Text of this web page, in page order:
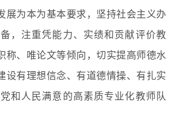
展为本为基本要求，坚持社会主义办
，注重凭能力、实绩和贡献评价教
称、唯论文等倾向，切实提高师德水
设有理想信念、有道德情操、有扎实
和人民满意的高素质专业化教师队